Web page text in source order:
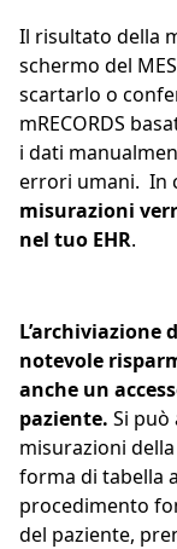
Il risultato della
schermo del
scartarlo o
mRECORDS
i dati
errori umani. In
misurazioni
nel tuo EHR.
notevole
anche un
paziente. Si può
misurazioni
forma di tabella
procedimento
del paziente,